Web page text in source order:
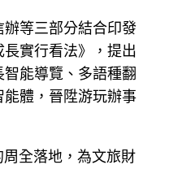
辦等三部分結合印發
長實行看法》，提出
能導覽、多語種翻
體，晉陞游玩辦事
全落地，為文旅財